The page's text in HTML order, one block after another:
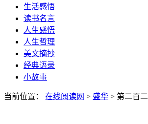
生活感悟
读书名言
人生感悟
人生哲理
美文摘抄
经典语录
小故事
当前位置： 在线阅读网 > 盛华 > 第二百